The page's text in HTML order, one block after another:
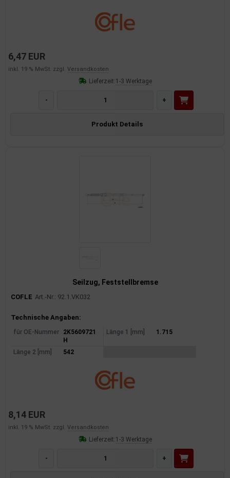
6,47 EUR
inkl. 19 % MwSt. zzgl. Versandkosten
Lieferzeit:1-3 Werktage
- +
Produkt Details
Seilzug, Feststellbremse
COFLE Art.-Nr.: 92.1.VK032
Produktinformationen
Technische Angaben:
für OE-Nummer
2K5609721
H
Länge 1 [mm] 1.715
Länge 2 [mm] 542
8,14 EUR
inkl. 19 % MwSt. zzgl. Versandkosten
Lieferzeit:1-3 Werktage
- +